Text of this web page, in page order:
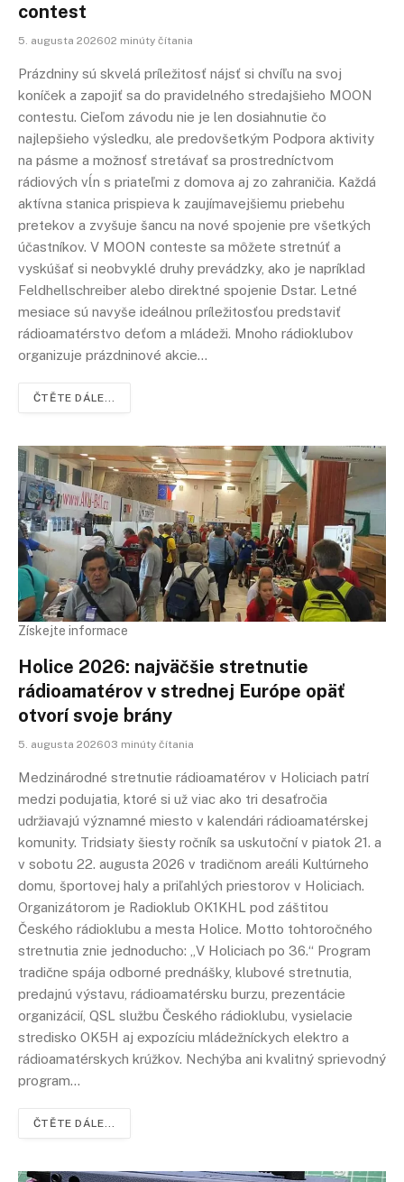
contest
5. augusta 202602 minúty čítania
Prázdniny sú skvelá príležitosť nájsť si chvíľu na svoj
koníček a zapojiť sa do pravidelného stredajšieho MOON
contestu. Cieľom závodu nie je len dosiahnutie čo
najlepšieho výsledku, ale predovšetkým Podpora aktivity
na pásme a možnosť stretávať sa prostredníctvom
rádiových vĺn s priateľmi z domova aj zo zahraničia. Každá
aktívna stanica prispieva k zaujímavejšiemu priebehu
pretekov a zvyšuje šancu na nové spojenie pre všetkých
účastníkov. V MOON conteste sa môžete stretnúť a
vyskúšať si neobvyklé druhy prevádzky, ako je napríklad
Feldhellschreiber alebo direktné spojenie Dstar. Letné
mesiace sú navyše ideálnou príležitosťou predstaviť
rádioamatérstvo deťom a mládeži. Mnoho rádioklubov
organizuje prázdninové akcie…
ČTĚTE DÁLE...
Získejte informace
Holice 2026: najväčšie stretnutie
rádioamatérov v strednej Európe opäť
otvorí svoje brány
5. augusta 202603 minúty čítania
Medzinárodné stretnutie rádioamatérov v Holiciach patrí
medzi podujatia, ktoré si už viac ako tri desaťročia
udržiavajú významné miesto v kalendári rádioamatérskej
komunity. Tridsiaty šiesty ročník sa uskutoční v piatok 21. a
v sobotu 22. augusta 2026 v tradičnom areáli Kultúrneho
domu, športovej haly a priľahlých priestorov v Holiciach.
Organizátorom je Radioklub OK1KHL pod záštitou
Českého rádioklubu a mesta Holice. Motto tohtoročného
stretnutia znie jednoducho: „V Holiciach po 36.“ Program
tradične spája odborné prednášky, klubové stretnutia,
predajnú výstavu, rádioamatérsku burzu, prezentácie
organizácií, QSL službu Českého rádioklubu, vysielacie
stredisko OK5H aj expozíciu mládežníckych elektro a
rádioamatérskych krúžkov. Nechýba ani kvalitný sprievodný
program…
ČTĚTE DÁLE...